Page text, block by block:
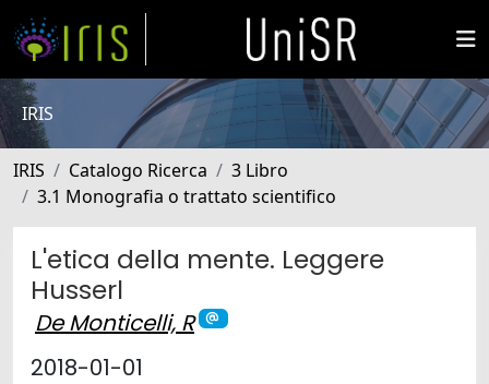
IRIS
IRIS Catalogo Ricerca
3 Libro
3.1 Monografia o trattato scientifico
L'etica della mente. Leggere
Husserl
De Monticelli, R
2018-01-01